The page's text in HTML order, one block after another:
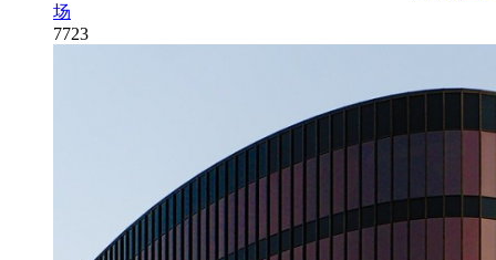
场
7723